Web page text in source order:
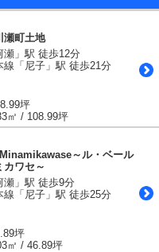
瀬町土地
瀬」駅 徒歩12分
線「尼子」駅 徒歩21分
坪
㎡ / 108.99坪
～ル・ベール
カワセ～
瀬」駅 徒歩9分
線「尼子」駅 徒歩25分
坪
㎡ / 46.89坪